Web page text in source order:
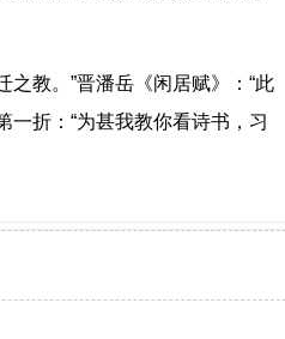
教。”晋潘岳《闲居赋》：“此
一折：“为甚我教你看诗书，习